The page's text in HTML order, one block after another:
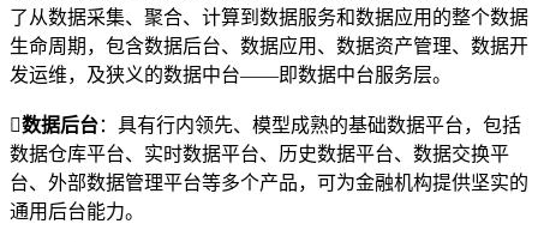
了从数据采集、聚合、计算到数据服务和数据应用的整个数据
生命周期，包含数据后台、数据应用、数据资产管理、数据开
发运维，及狭义的数据中台——即数据中台服务层。
数据后台：具有行内领先、模型成熟的基础数据平台，包括
数据仓库平台、实时数据平台、历史数据平台、数据交换平
台、外部数据管理平台等多个产品，可为金融机构提供坚实的
通用后台能力。